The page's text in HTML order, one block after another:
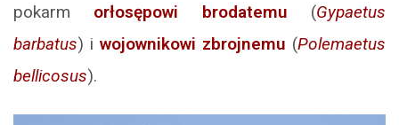
pokarm orłosępowi brodatemu (Gypaetus
barbatus) i wojownikowi zbrojnemu (Polemaetus
bellicosus).